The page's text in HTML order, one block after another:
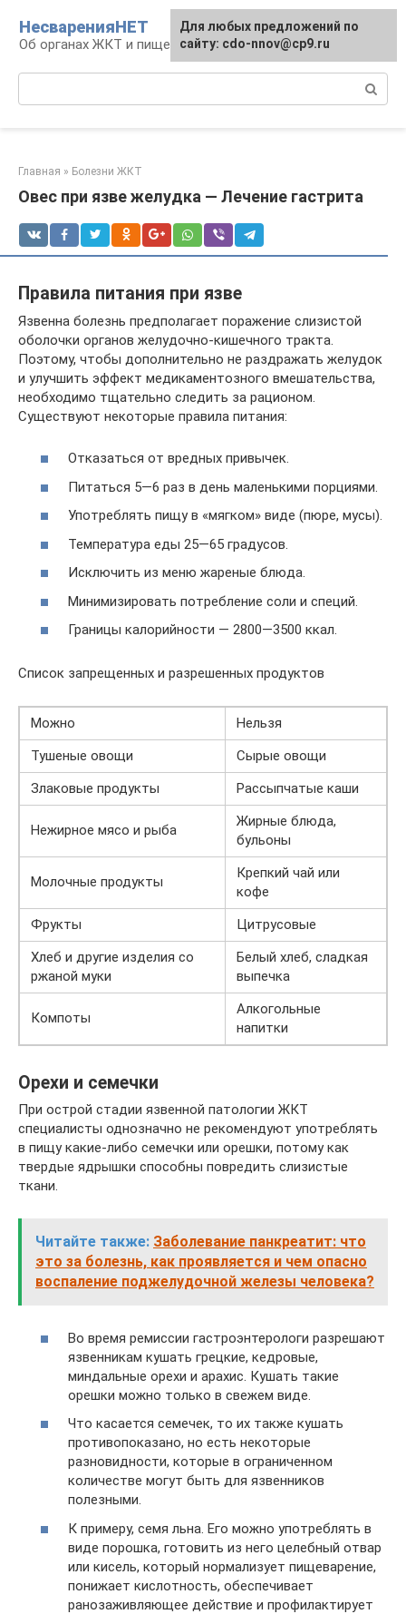
контенту
НесваренияНЕТ
Об органах ЖКТ и пищеварении
Главная » Болезни ЖКТ
Овес при язве желудка — Лечение гастрита
Правила питания при язве
Язвенна болезнь предполагает поражение слизистой
оболочки органов желудочно-кишечного тракта.
Поэтому, чтобы дополнительно не раздражать желудок
и улучшить эффект медикаментозного вмешательства,
необходимо тщательно следить за рационом.
Существуют некоторые правила питания:
Отказаться от вредных привычек.
Питаться 5—6 раз в день маленькими порциями.
Употреблять пищу в «мягком» виде (пюре, мусы).
Температура еды 25—65 градусов.
Исключить из меню жареные блюда.
Минимизировать потребление соли и специй.
Границы калорийности — 2800—3500 ккал.
Список запрещенных и разрешенных продуктов
Можно
Нельзя
Тушеные овощи
Сырые овощи
Злаковые продукты
Рассыпчатые каши
Нежирное мясо и рыба
Жирные блюда,
бульоны
Молочные продукты
Крепкий чай или
кофе
Фрукты
Цитрусовые
Хлеб и другие изделия со
ржаной муки
Белый хлеб, сладкая
выпечка
Компоты
Алкогольные
напитки
Орехи и семечки
При острой стадии язвенной патологии ЖКТ
специалисты однозначно не рекомендуют употреблять
в пищу какие-либо семечки или орешки, потому как
твердые ядрышки способны повредить слизистые
ткани.
Читайте также: Заболевание панкреатит: что
это за болезнь, как проявляется и чем опасно
воспаление поджелудочной железы человека?
Во время ремиссии гастроэнтерологи разрешают
язвенникам кушать грецкие, кедровые,
миндальные орехи и арахис. Кушать такие
орешки можно только в свежем виде.
Что касается семечек, то их также кушать
противопоказано, но есть некоторые
разновидности, которые в ограниченном
количестве могут быть для язвенников
полезными.
К примеру, семя льна. Его можно употреблять в
виде порошка, готовить из него целебный отвар
или кисель, который нормализует пищеварение,
понижает кислотность, обеспечивает
ранозаживляющее действие и профилактирует
Для любых предложений по
сайту: cdo-nnov@cp9.ru